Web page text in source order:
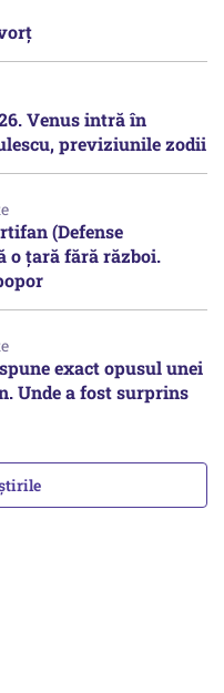
Venus intră în
previziunile zodii
(Defense
o țară fără război.
exact opusul unei
Unde a fost surprins